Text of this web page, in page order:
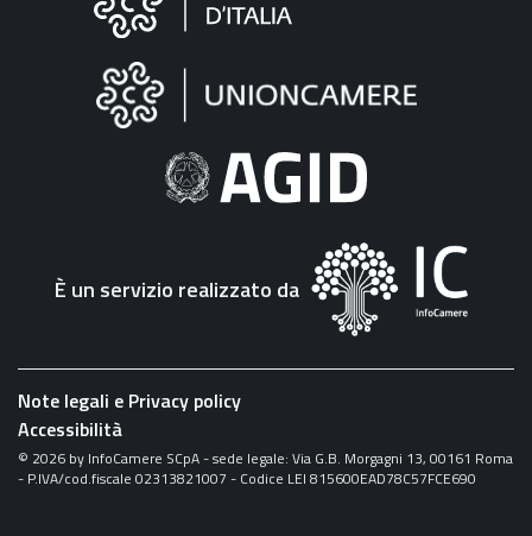
"Fattura
Elettronica"
È un servizio realizzato da
Note legali e Privacy policy
Accessibilità
© 2026 by InfoCamere SCpA - sede legale: Via G.B. Morgagni 13, 00161 Roma
- P.IVA/cod.fiscale 02313821007 - Codice LEI 815600EAD78C57FCE690